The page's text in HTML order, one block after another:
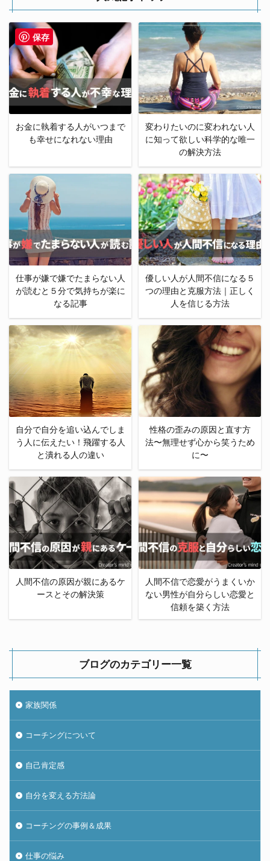
お金に執着する人がいつまで
も幸せになれない理由
変わりたいのに変われない人
に知って欲しい科学的な唯一
の解決方法
仕事が嫌で嫌でたまらない人
が読むと５分で気持ちが楽に
なる記事
優しい人が人間不信になる５
つの理由と克服方法｜正しく
人を信じる方法
自分で自分を追い込んでしま
う人に伝えたい！飛躍する人
と潰れる人の違い
性格の歪みの原因と直す方
法〜無理せず心から笑うため
に〜
人間不信の原因が親にあるケ
ースとその解決策
人間不信で恋愛がうまくいか
ない男性が自分らしい恋愛と
信頼を築く方法
ブログのカテゴリー一覧
家族関係
コーチングについて
自己肯定感
自分を変える方法論
コーチングの事例＆成果
仕事の悩み
保存